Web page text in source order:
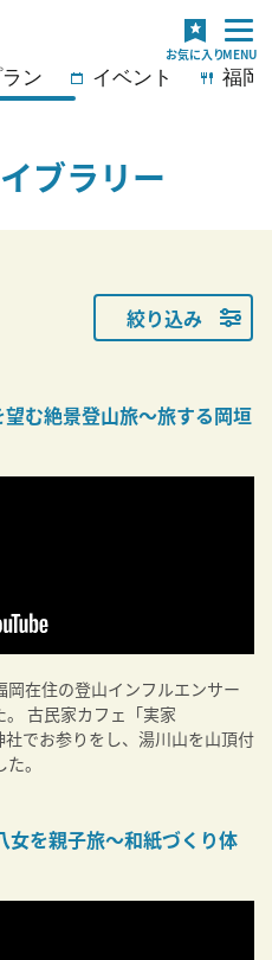
ン イベント 福岡
ブラリー
絞り込み
望む絶景登山旅〜旅する岡垣
在住の登山インフルエンサー
古民家カフェ「実家
でお参りをし、湯川山を山頂付
。
女を親子旅〜和紙づくり体